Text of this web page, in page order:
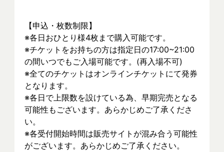
【申込・枚数制限】
※各日おひとり様4枚まで購入可能です。
※チケットをお持ちの方は指定日の17:00~21:00
の間いつでもご入場可能です。(再入場不可)
※全てのチケットはオンラインチケットにて発券
となります。
※各日で上限数を設けている為、早期完売となる
可能性もございます。あらかじめご了承くださ
い。
※各受付開始時間は販売サイトが混み合う可能性
がございます。あらかじめご了承ください。